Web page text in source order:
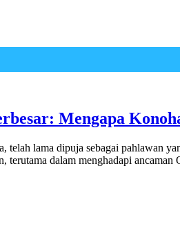
Mengapa
lama dipuja sebagai pahlawan
terutama dalam menghadapi